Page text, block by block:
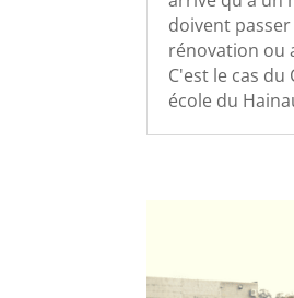
doivent
rénovation ou
C'est le cas du
école du